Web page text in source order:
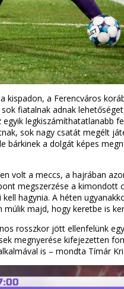
a Ferencváros
fiatalnak adnak
legkiszámíthatatlanabb
sok nagy csatát megélt
a dolgát képes
volt a meccs, a hajrában
megszerzése a kimondott
hagynia. A héten
majd, hogy keretbe is
rosszkor jött ellenfelünk
megnyerése kifejezetten
is – mondta Tímár